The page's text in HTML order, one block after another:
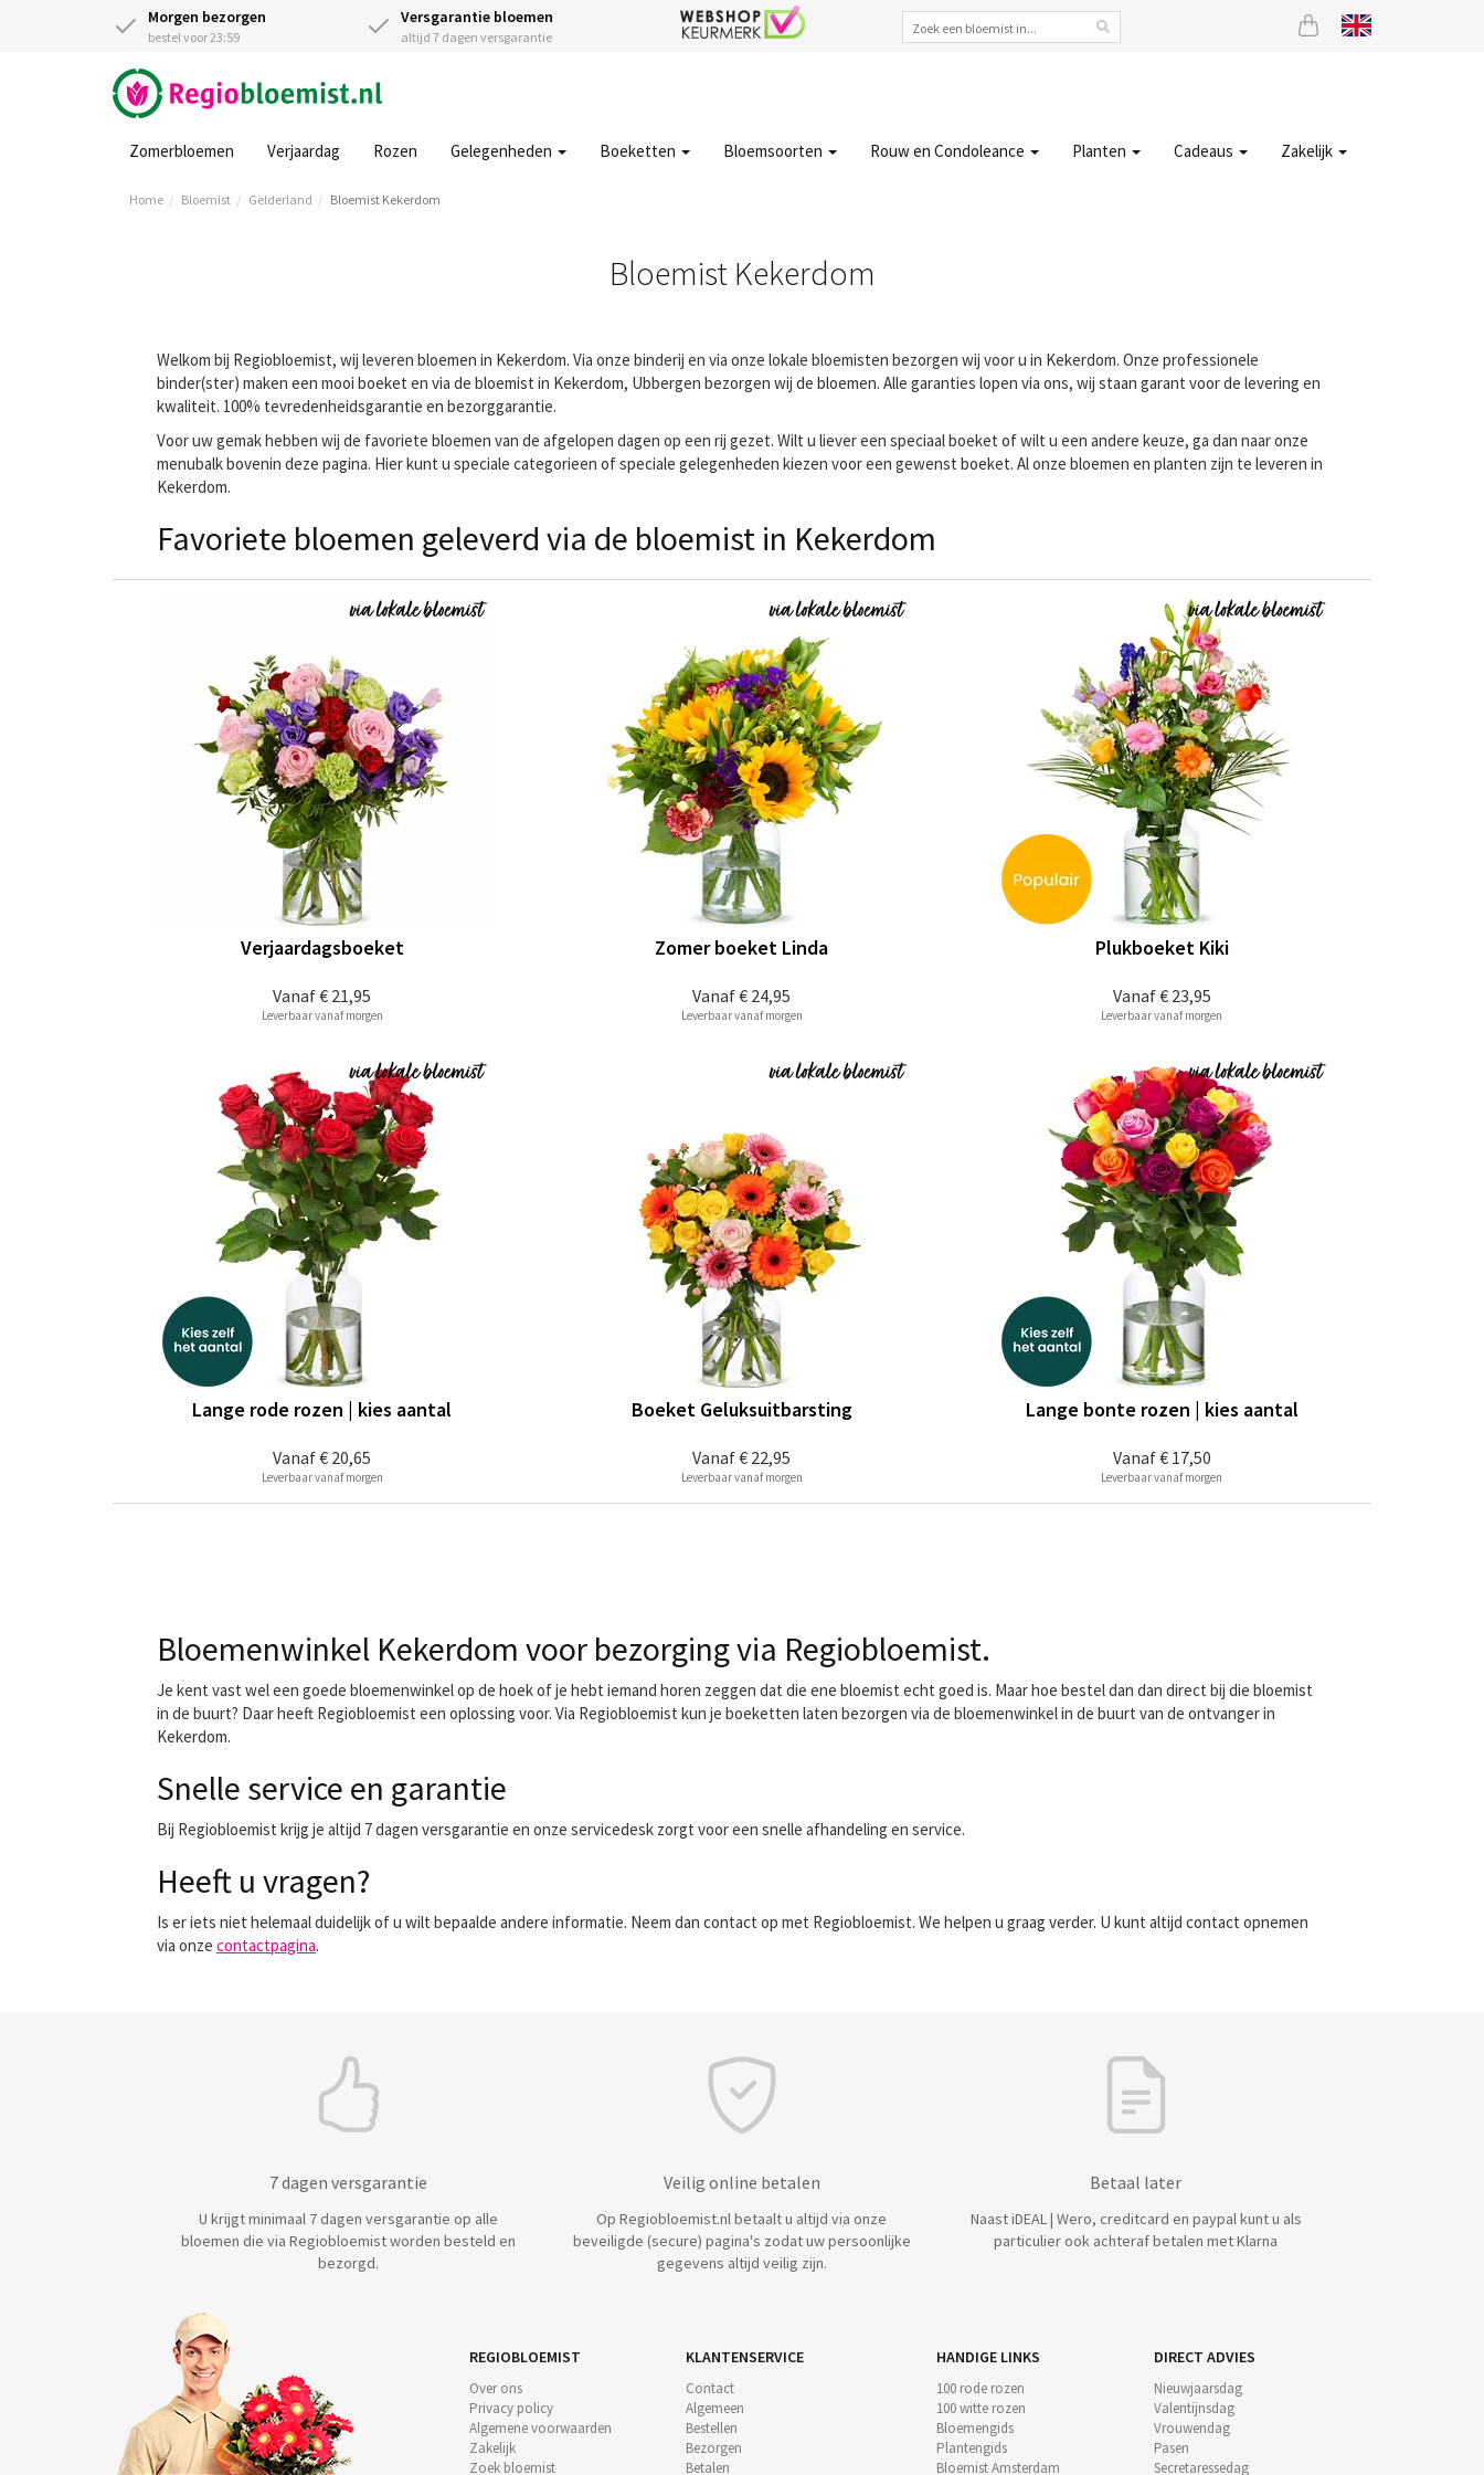
Morgen bezorgen
bestel voor 23:59
Versgarantie bloemen
altijd 7 dagen versgarantie
Zomerbloemen Verjaardag Rozen Gelegenheden Boeketten Bloemsoorten Rouw en Condoleance Planten Cadeaus Zakelijk
Home Bloemist Gelderland Bloemist Kekerdom
Bloemist Kekerdom
Welkom bij Regiobloemist, wij leveren bloemen in Kekerdom. Via onze binderij en via onze lokale bloemisten bezorgen wij voor u in Kekerdom. Onze professionele
binder(ster) maken een mooi boeket en via de bloemist in Kekerdom, Ubbergen bezorgen wij de bloemen. Alle garanties lopen via ons, wij staan garant voor de levering en
kwaliteit. 100% tevredenheidsgarantie en bezorggarantie.
Voor uw gemak hebben wij de favoriete bloemen van de afgelopen dagen op een rij gezet. Wilt u liever een speciaal boeket of wilt u een andere keuze, ga dan naar onze
menubalk bovenin deze pagina. Hier kunt u speciale categorieen of speciale gelegenheden kiezen voor een gewenst boeket. Al onze bloemen en planten zijn te leveren in
Kekerdom.
Favoriete bloemen geleverd via de bloemist in Kekerdom
Vanaf€ 21,95
Verjaardagsboeket
Leverbaar vanaf morgen
Vanaf€ 24,95
Zomer boeket Linda
Leverbaar vanaf morgen
Vanaf€ 23,95
Plukboeket Kiki
Leverbaar vanaf morgen
Vanaf€ 20,65
Lange rode rozen | kies aantal
Leverbaar vanaf morgen
Vanaf€ 22,95
Boeket Geluksuitbarsting
Leverbaar vanaf morgen
Vanaf€ 17,50
Lange bonte rozen | kies aantal
Leverbaar vanaf morgen
Bloemenwinkel Kekerdom voor bezorging via Regiobloemist.
Je kent vast wel een goede bloemenwinkel op de hoek of je hebt iemand horen zeggen dat die ene bloemist echt goed is. Maar hoe bestel dan dan direct bij die bloemist
in de buurt? Daar heeft Regiobloemist een oplossing voor. Via Regiobloemist kun je boeketten laten bezorgen via de bloemenwinkel in de buurt van de ontvanger in
Kekerdom.
Snelle service en garantie
Bij Regiobloemist krijg je altijd 7 dagen versgarantie en onze servicedesk zorgt voor een snelle afhandeling en service.
Heeft u vragen?
Is er iets niet helemaal duidelijk of u wilt bepaalde andere informatie. Neem dan contact op met Regiobloemist. We helpen u graag verder. U kunt altijd contact opnemen
via onze contactpagina.
7 dagen versgarantie
U krijgt minimaal 7 dagen versgarantie op alle
bloemen die via Regiobloemist worden besteld en
bezorgd.
Veilig online betalen
Op Regiobloemist.nl betaalt u altijd via onze
beveiligde (secure) pagina's zodat uw persoonlijke
gegevens altijd veilig zijn.
Betaal later
Naast iDEAL | Wero, creditcard en paypal kunt u als
particulier ook achteraf betalen met Klarna
REGIOBLOEMIST
Over ons
Privacy policy
Algemene voorwaarden
Zakelijk
Zoek bloemist
KLANTENSERVICE
Contact
Algemeen
Bestellen
Bezorgen
Betalen
HANDIGE LINKS
100 rode rozen
100 witte rozen
Bloemengids
Plantengids
Bloemist Amsterdam
DIRECT ADVIES
Nieuwjaarsdag
Valentijnsdag
Vrouwendag
Pasen
Secretaressedag